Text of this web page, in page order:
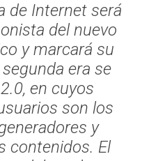
de Internet será
del nuevo
y marcará su
era se
en cuyos
son los
y
contenidos. El